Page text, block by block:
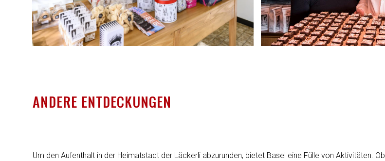
ANDERE ENTDECKUNGEN
Um den Aufenthalt in der Heimatstadt der Läckerli abzurunden, bietet Basel eine Fülle von Aktivitäten. Ob